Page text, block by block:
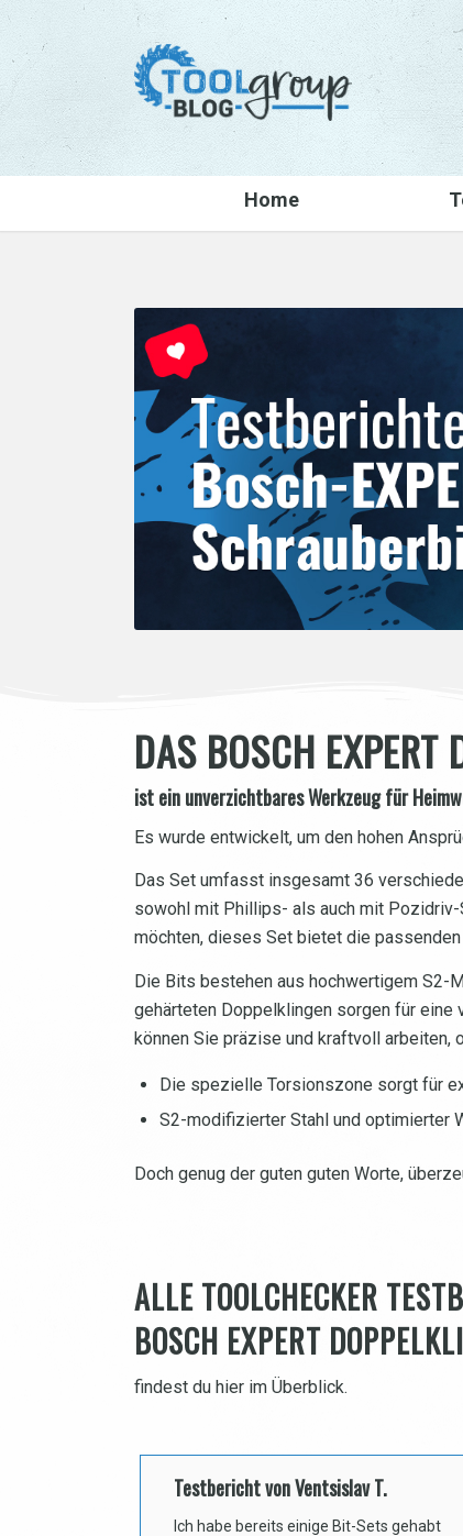
Home
DAS BOSCH EXPERT
ist ein unverzichtbares Werkzeug für
Es wurde entwickelt, um den hohen
Das Set umfasst insgesamt 36
sowohl mit Phillips- als auch mit
möchten, dieses Set bietet die
Die Bits bestehen aus hochwertigem S2-
gehärteten Doppelklingen sorgen für eine
können Sie präzise und kraftvoll arbeiten,
Die spezielle Torsionszone sorgt für
S2-modifizierter Stahl und optimierter
Doch genug der guten guten Worte,
ALLE TOOLCHECKER
BOSCH EXPERT
findest du hier im Überblick.
Testbericht von Ventsislav T.
Ich habe bereits einige Bit-Sets gehabt